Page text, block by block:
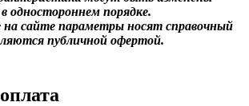
одностороннем порядке.
на сайте параметры носят справочный
публичной офертой.